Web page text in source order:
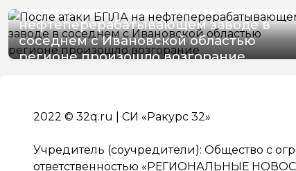
После атаки БПЛА на
нефтеперерабатывающем заводе в
соседнем с Ивановской областью
регионе произошло возгорание
2022 © 32q.ru | СИ «Ракурс 32»
Учредитель (соучредители): Общество с
ответственностью «РЕГИОНАЛЬНЫЕ